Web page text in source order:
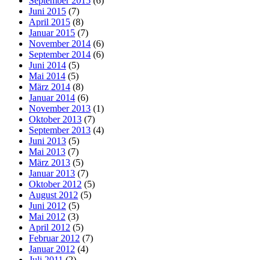
Juni 2015 (7)
April 2015 (8)
Januar 2015 (7)
November 2014 (6)
September 2014 (6)
Juni 2014 (5)
Mai 2014 (5)
März 2014 (8)
Januar 2014 (6)
November 2013 (1)
Oktober 2013 (7)
September 2013 (4)
Juni 2013 (5)
Mai 2013 (7)
März 2013 (5)
Januar 2013 (7)
Oktober 2012 (5)
August 2012 (5)
Juni 2012 (5)
Mai 2012 (3)
April 2012 (5)
Februar 2012 (7)
Januar 2012 (4)